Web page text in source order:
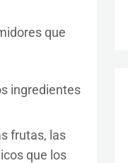
que
ingredientes
frutas, las
que los